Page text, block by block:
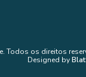
Todos os direitos
Designed by